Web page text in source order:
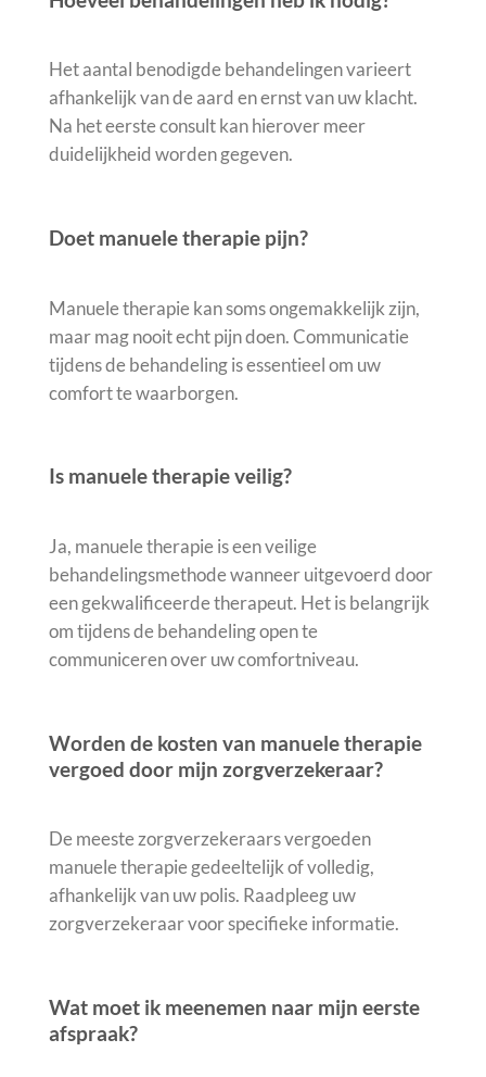
Het aantal benodigde behandelingen varieert
afhankelijk van de aard en ernst van uw klacht.
Na het eerste consult kan hierover meer
duidelijkheid worden gegeven.
Doet manuele therapie pijn?
Manuele therapie kan soms ongemakkelijk zijn,
maar mag nooit echt pijn doen. Communicatie
tijdens de behandeling is essentieel om uw
comfort te waarborgen.
Is manuele therapie veilig?
Ja, manuele therapie is een veilige
behandelingsmethode wanneer uitgevoerd door
een gekwalificeerde therapeut. Het is belangrijk
om tijdens de behandeling open te
communiceren over uw comfortniveau.
Worden de kosten van manuele therapie
vergoed door mijn zorgverzekeraar?
De meeste zorgverzekeraars vergoeden
manuele therapie gedeeltelijk of volledig,
afhankelijk van uw polis. Raadpleeg uw
zorgverzekeraar voor specifieke informatie.
Wat moet ik meenemen naar mijn eerste
afspraak?